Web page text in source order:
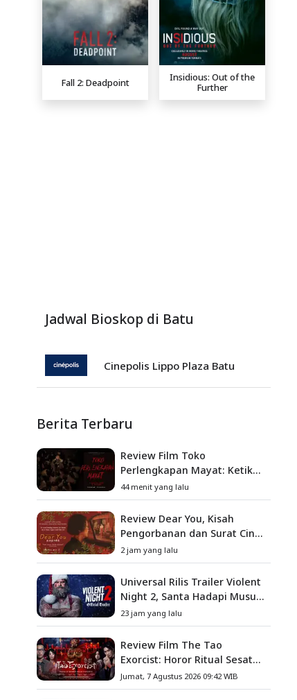
Fall 2: Deadpoint
Insidious: Out of the
Further
Jadwal Bioskop di Batu
Cinepolis Lippo Plaza Batu
Berita Terbaru
Review Film Toko
Perlengkapan Mayat: Ketika
Kutukan Keluarga Menjadi
Sumber Teror yang
Sesungguhnya
44 menit yang lalu
Review Dear You, Kisah
Pengorbanan dan Surat Cinta
yang Menyentuh Hati
2 jam yang lalu
Universal Rilis Trailer Violent
Night 2, Santa Hadapi Musuh
Baru
23 jam yang lalu
Review Film The Tao
Exorcist: Horor Ritual Sesat
Taiwan yang Penuh Misteri
dan Teror Psikologis
Jumat, 7 Agustus 2026 09:42 WIB